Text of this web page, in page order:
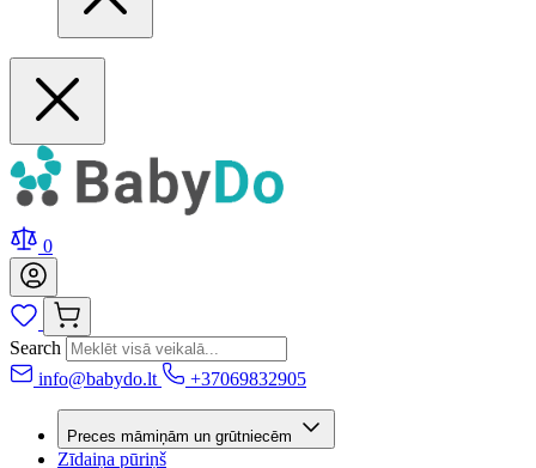
0
Search
info@babydo.lt
+37069832905
Preces māmiņām un grūtniecēm
Zīdaiņa pūriņš